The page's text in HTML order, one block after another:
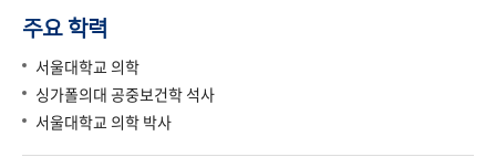
주요 학력
서울대학교 의학
싱가폴의대 공중보건학 석사
서울대학교 의학 박사